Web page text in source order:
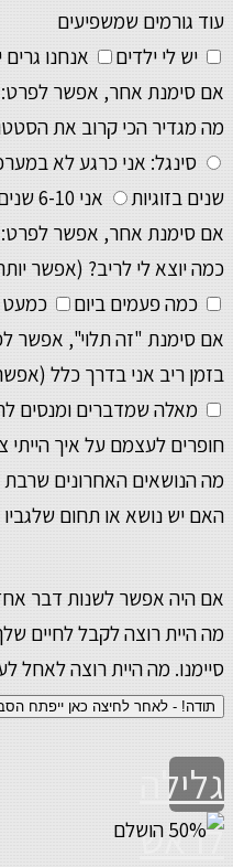
עוד גורמים שמשפיעים
יש לי ילדים
אנחנו גרים
אם סימנת אחר, אפשר לפרט:
מה מגדיר הכי קרוב את
סינגל: אני כרגע לא
שנים בזוגיות
אני 6-10 שנים בזוגיות
אם סימנת אחר, אפשר לפרט:
כמה יוצא לי לריב? (אפשר
כמה פעמים ביום
כמעט
אם סימנת "זה תלוי", אפשר
בזמן ריב אני בדרך כלל
מאלה שמדברים ומנסים
חופרים לעצמם על איך הייתי
מה הנושאים האחרונים
האם יש נושא או תחום שלגביו
אם היה אפשר לשנות דבר
מה היית רוצה לקבל לחיים
סיימנו. מה היית רוצה לאחל
תודה! - לאחר לחיצה כאן ייפתח
גלילה
לראש